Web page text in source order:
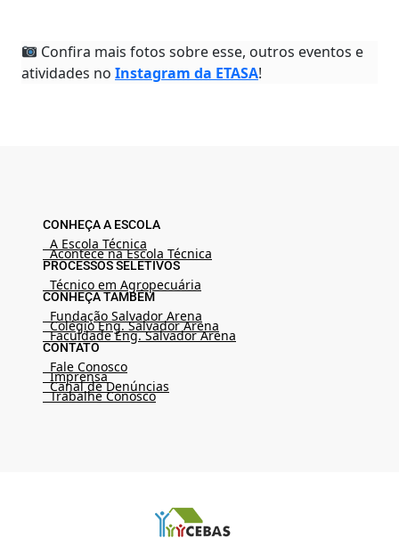
Confira mais fotos sobre esse, outros eventos e
atividades no Instagram da ETASA!
CONHEÇA A ESCOLA
A Escola Técnica
Acontece na Escola Técnica
PROCESSOS SELETIVOS
Técnico em Agropecuária
CONHEÇA TAMBÉM
Fundação Salvador Arena
Colégio Eng. Salvador Arena
Faculdade Eng. Salvador Arena
CONTATO
Fale Conosco
Imprensa
Canal de Denúncias
Trabalhe Conosco